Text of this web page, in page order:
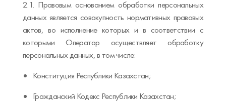
2.1. Правовым основанием обработки персональных
данных является совокупность нормативных правовых
актов, во исполнение которых и в соответствии с
которыми Оператор осуществляет обработку
персональных данных, в том числе:
Конституция Республики Казахстан;
Гражданский Кодекс Республики Казахстан;